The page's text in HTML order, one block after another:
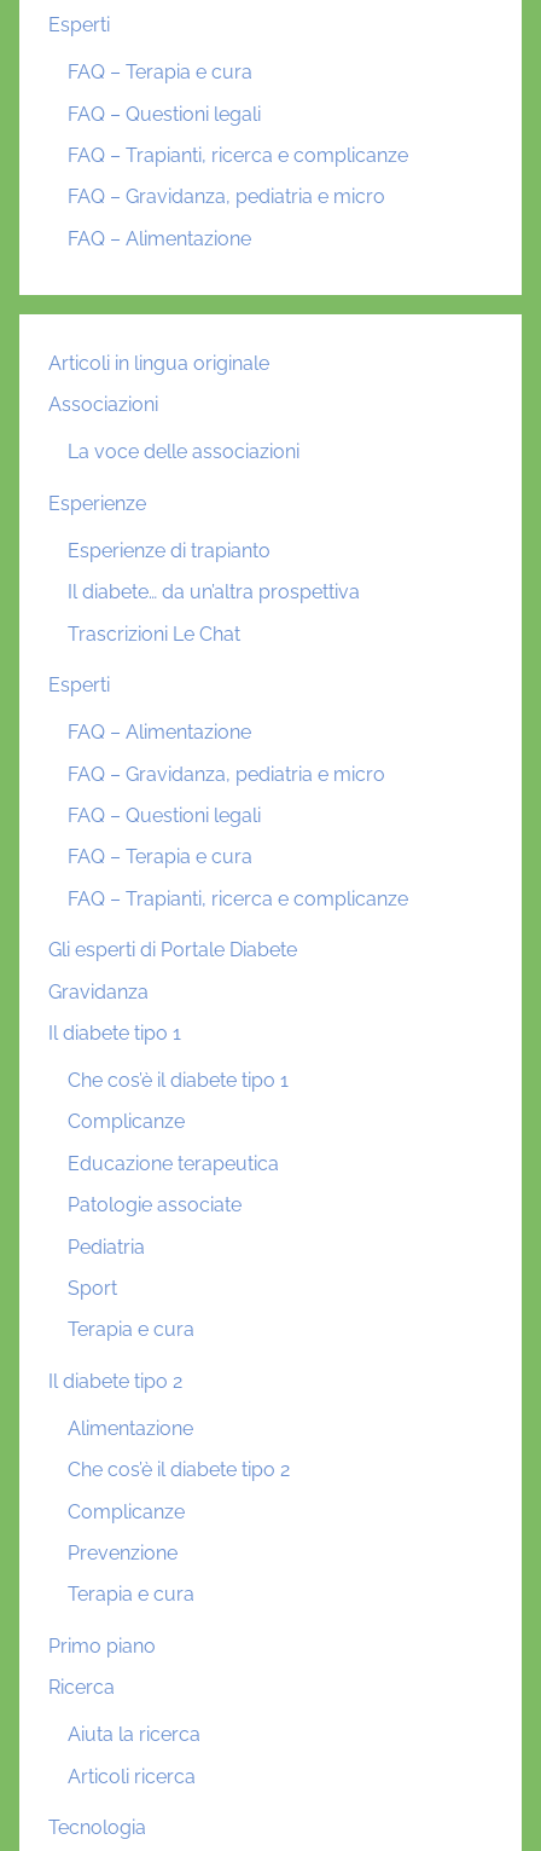
Esperti
FAQ – Terapia e cura
FAQ – Questioni legali
FAQ – Trapianti, ricerca e complicanze
FAQ – Gravidanza, pediatria e micro
FAQ – Alimentazione
Articoli in lingua originale
Associazioni
La voce delle associazioni
Esperienze
Esperienze di trapianto
Il diabete… da un’altra prospettiva
Trascrizioni Le Chat
Esperti
FAQ – Alimentazione
FAQ – Gravidanza, pediatria e micro
FAQ – Questioni legali
FAQ – Terapia e cura
FAQ – Trapianti, ricerca e complicanze
Gli esperti di Portale Diabete
Gravidanza
Il diabete tipo 1
Che cos’è il diabete tipo 1
Complicanze
Educazione terapeutica
Patologie associate
Pediatria
Sport
Terapia e cura
Il diabete tipo 2
Alimentazione
Che cos’è il diabete tipo 2
Complicanze
Prevenzione
Terapia e cura
Primo piano
Ricerca
Aiuta la ricerca
Articoli ricerca
Tecnologia